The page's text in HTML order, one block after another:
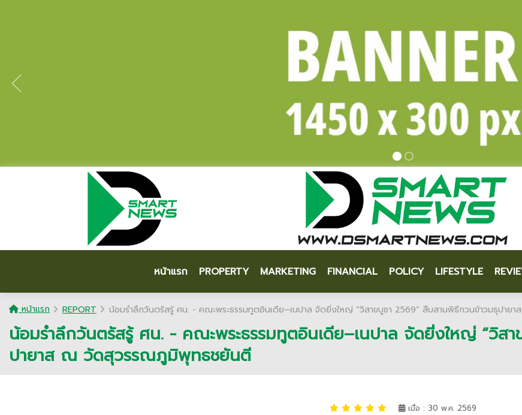
หน้าแรก PROPERTY MARKETING FINANCIAL POLICY LIFESTYLE
หน้าแรก REPORT น้อมรำลึกวันตรัสรู้ ศน. - คณะพระธรรมทูตอินเดีย–เนปาล จัดยิ่งใหญ่ “วิสาขบูชา 2569” สืบสานพิธีกวนข้าวมธุปา
น้อมรำลึกวันตรัสรู้ ศน. - คณะพระธรรมทูตอินเดีย–เนปาล จัดยิ่งใหญ่ “วิส
ปายาส ณ วัดสุวรรณภูมิพุทธชยันตี
เมื่อ : 30 พ.ค. 2569